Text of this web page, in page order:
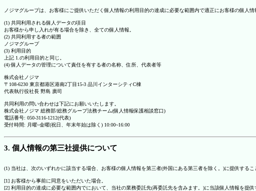
ノジマグループは、お客様にご提供いただく個人情報の利用目的の達成に必要な範囲内で適正にお客様の個人情
(1) 共同利用される個人データの項目
お客様から申し入れが有る場合を除き、全ての個人情報。
(2) 共同利用する者の範囲
ノジマグループ
(3) 利用目的
上記 1.の利用目的と同じ。
(4) 個人データの管理について責任を有する者の名称、住所、代表者等
株式会社ノジマ
〒108-6230 東京都港区港南2丁目15-3 品川インターシティC棟
代表執行役社長 野島 廣司
共同利用の問い合わせは下記にお願いいたします。
株式会社ノジマ 総務部/総務グループ法務チーム(個人情報保護相談窓口)
電話番号: 050-3116-1212(代表)
受付時間: 月曜~金曜(祝日、年末年始は除く) 10:00~16:00
3. 個人情報の第三社提供について
(1) 当社は、次のいずれかに該当する場合、お客様の個人情報を第三者(外国にある第三者を除く。)に提供するこ
[1] お客様から事前に同意をいただいた場合。
[2] 利用目的の達成に必要な範囲内でにおいて、当社の業務委託先(再委託先を含みます。)に当該個人情報を提供